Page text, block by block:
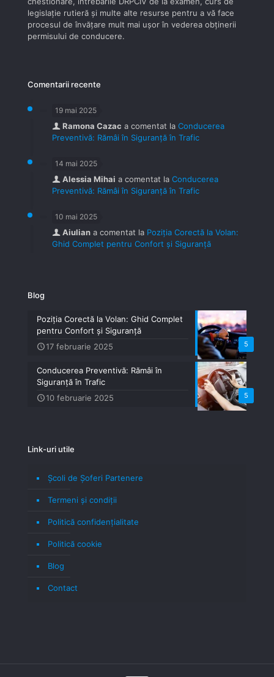
legislaţie rutieră şi multe alte resurse pentru a vă face
procesul de învăţare mult mai uşor în vederea obţinerii
permisului de conducere.
Comentarii recente
19 mai 2025
Ramona Cazac a comentat la Conducerea
Preventivă: Rămâi în Siguranță în Trafic
14 mai 2025
Alessia Mihai a comentat la Conducerea
Preventivă: Rămâi în Siguranță în Trafic
10 mai 2025
Aiulian a comentat la Poziția Corectă la Volan:
Ghid Complet pentru Confort și Siguranță
Blog
5
Poziția Corectă la Volan: Ghid Complet
pentru Confort și Siguranță
17 februarie 2025
5
Conducerea Preventivă: Rămâi în
Siguranță în Trafic
10 februarie 2025
Link-uri utile
Școli de Șoferi Partenere
Termeni şi condiţii
Politică confidenţialitate
Politică cookie
Blog
Contact